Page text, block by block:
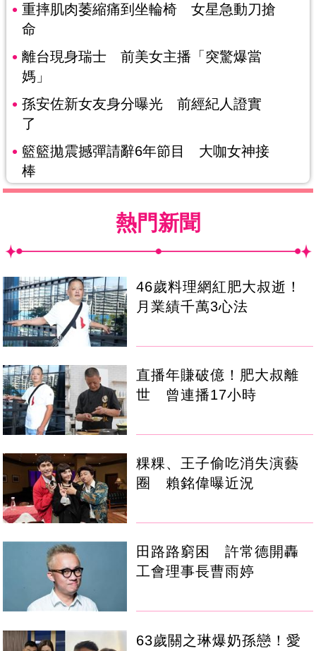
重摔肌肉萎縮痛到坐輪椅 女星急動刀搶
命
離台現身瑞士 前美女主播「突驚爆當
媽」
孫安佐新女友身分曝光 前經紀人證實
了
籃籃拋震撼彈請辭6年節目 大咖女神接
棒
熱門新聞
46歲料理網紅肥大叔逝！
月業績千萬3心法
直播年賺破億！肥大叔離
世 曾連播17小時
粿粿、王子偷吃消失演藝
圈 賴銘偉曝近況
田路路窮困 許常德開轟
工會理事長曹雨婷
63歲關之琳爆奶孫戀！愛